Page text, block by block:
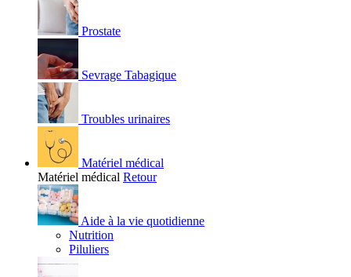
Prostate
Sevrage Tabagique
Troubles urinaires
Matériel médical
Matériel médical Retour
Aide à la vie quotidienne
Nutrition
Piluliers